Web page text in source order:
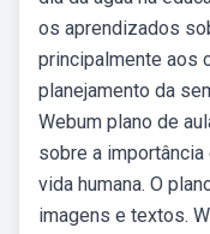
os aprendizados
principalmente aos
planejamento da
Webum plano de
sobre a importância
vida humana. O
imagens e textos.